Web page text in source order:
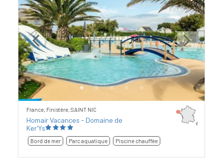
Previous Next
France, Finistère, SAINT NIC
Homair Vacances - Domaine de
Ker'Ys
Bord de mer Parc aquatique Piscine chauffée